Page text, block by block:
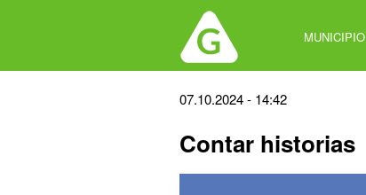
MUNICIPIO
Back
top
07.10.2024 - 14:42
Contar historias